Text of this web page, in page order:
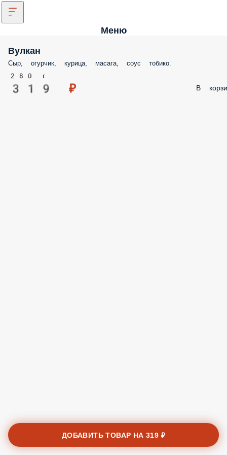
Меню
Вулкан
Сыр, огурчик, курица, масага, соус тобико.
280 г.
319 ₽ В
ДОБАВИТЬ ТОВАР НА319 ₽